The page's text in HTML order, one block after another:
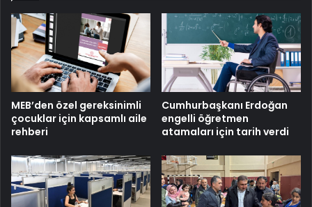
MEB’den özel gereksinimli
çocuklar için kapsamlı aile
rehberi
Cumhurbaşkanı Erdoğan
engelli öğretmen
atamaları için tarih verdi